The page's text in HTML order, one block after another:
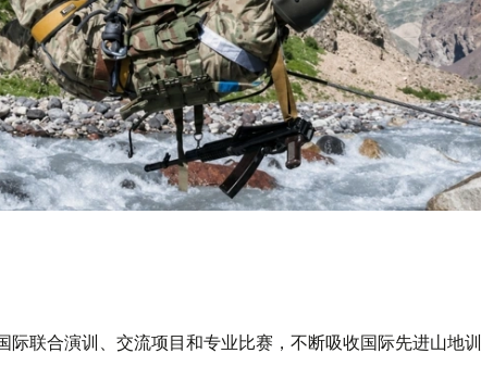
联合演训、交流项目和专业比赛，不断吸收国际先进山地训